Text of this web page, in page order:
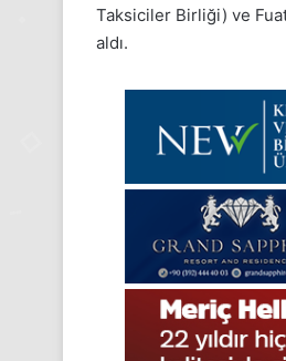
Taksiciler Birliği) ve
aldı.
Kasım
2025,
Gıynık
Medya